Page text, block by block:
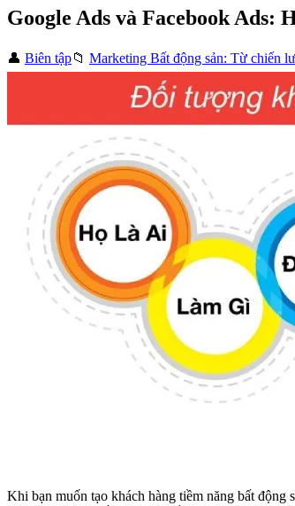
Google Ads và Facebook Ads:
👤 Biên tập📁 Marketing Bất động sản: Từ chiến
Khi bạn muốn tạo khách hàng tiềm năng bất động